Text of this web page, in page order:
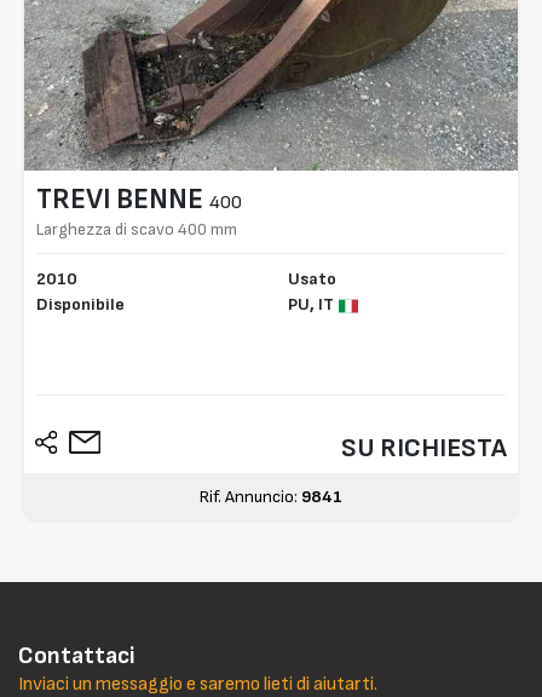
TREVI BENNE 400
Larghezza di scavo 400 mm
2010
Disponibile
Usato
PU, IT
SU RICHIESTA
Rif. Annuncio: 9841
Contattaci
Inviaci un messaggio e saremo lieti di aiutarti.